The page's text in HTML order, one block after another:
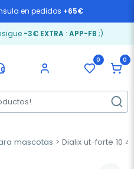
en pedidos +65€
-3€ EXTRA: APP-FB ;)
0 0
mascotas Dialix ut-forte 10